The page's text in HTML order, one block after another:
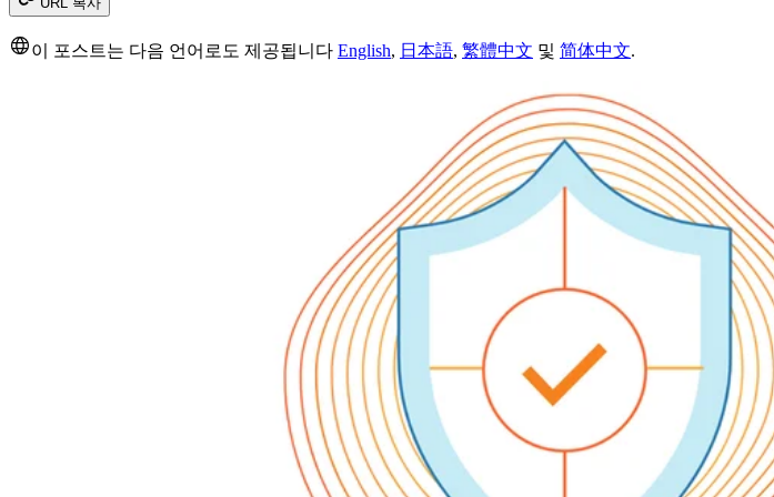
이 포스트는 다음 언어로도 제공됩니다 English, 日本語, 繁體中文 및 简体中文.